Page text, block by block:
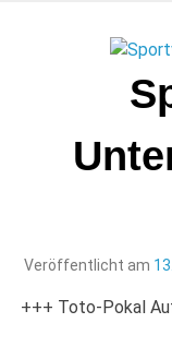
Veröffentlicht am
+++ Toto-Pokal